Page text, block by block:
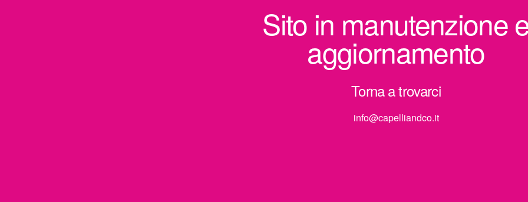
Sito in manutenzione
aggiornamento
Torna a trovarci
info@capelliandco.it